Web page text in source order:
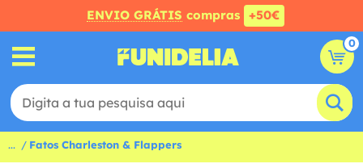
ENVIO GRÁTIS compras +50€
0
... Fatos Charleston & Flappers